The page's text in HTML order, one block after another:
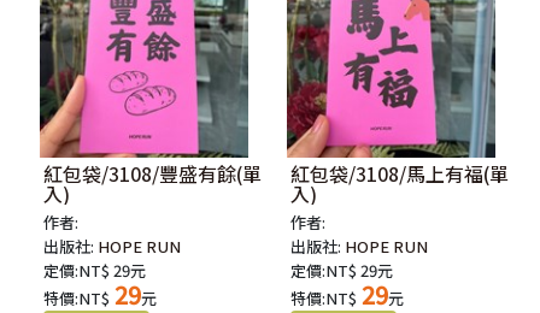
紅包袋/3108/豐盛有餘(單
入)
作者:
出版社: HOPE RUN
定價:NT$ 29元
特價:NT$ 29元
紅包袋/3108/馬上有福(單
入)
作者:
出版社: HOPE RUN
定價:NT$ 29元
特價:NT$ 29元